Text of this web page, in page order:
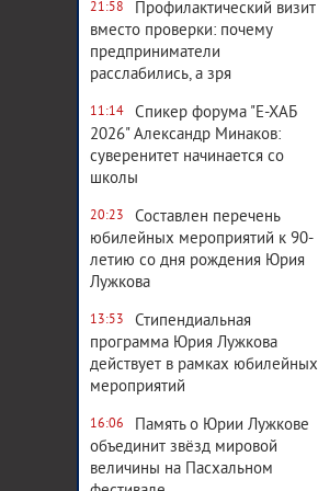
21:58
Профилактический визит
вместо проверки: почему
предприниматели
расслабились, а зря
11:14
Спикер форума "Е-ХАБ
2026" Александр Минаков:
суверенитет начинается со
школы
20:23
Составлен перечень
юбилейных мероприятий к 90-
летию со дня рождения Юрия
Лужкова
13:53
Стипендиальная
программа Юрия Лужкова
действует в рамках юбилейных
мероприятий
16:06
Память о Юрии Лужкове
объединит звёзд мировой
величины на Пасхальном